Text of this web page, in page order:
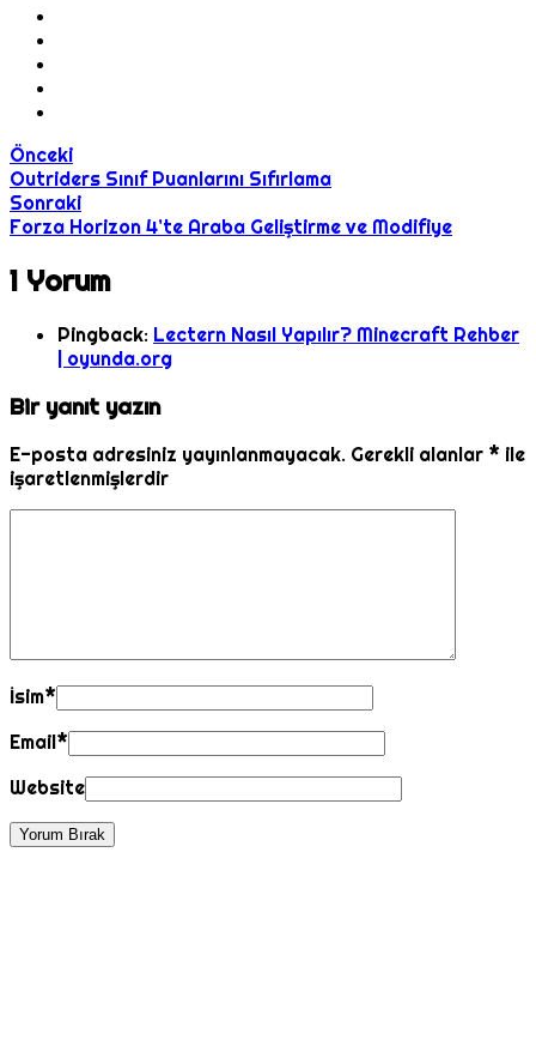
Önceki
Outriders Sınıf Puanlarını Sıfırlama
Sonraki
Forza Horizon 4’te Araba Geliştirme ve Modifiye
1 Yorum
Pingback: Lectern Nasıl Yapılır? Minecraft Rehber
| oyunda.org
Bir yanıt yazın
E-posta adresiniz yayınlanmayacak. Gerekli alanlar * ile
işaretlenmişlerdir
İsim*
Email*
Website